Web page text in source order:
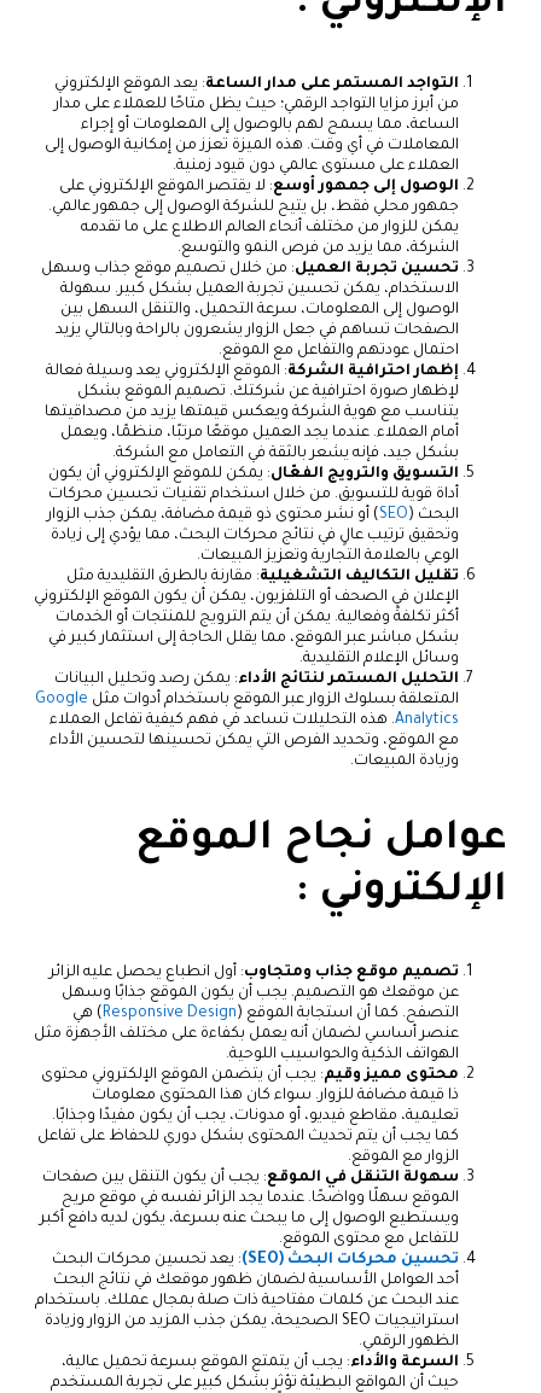
التواجد المستمر على مدار الساعة: يعد الموقع الإلكتروني
من أبرز مزايا التواجد الرقمي؛ حيث يظل متاحًا للعملاء على مدار
الساعة، مما يسمح لهم بالوصول إلى المعلومات أو إجراء
المعاملات في أي وقت. هذه الميزة تعزز من إمكانية الوصول إلى
العملاء على مستوى عالمي دون قيود زمنية.
الوصول إلى جمهور أوسع: لا يقتصر الموقع الإلكتروني على
جمهور محلي فقط، بل يتيح للشركة الوصول إلى جمهور عالمي.
يمكن للزوار من مختلف أنحاء العالم الاطلاع على ما تقدمه
الشركة، مما يزيد من فرص النمو والتوسع.
تحسين تجربة العميل: من خلال تصميم موقع جذاب وسهل
الاستخدام، يمكن تحسين تجربة العميل بشكل كبير. سهولة
الوصول إلى المعلومات، سرعة التحميل، والتنقل السهل بين
الصفحات تساهم في جعل الزوار يشعرون بالراحة وبالتالي يزيد
احتمال عودتهم والتفاعل مع الموقع.
إظهار احترافية الشركة: الموقع الإلكتروني يعد وسيلة فعالة
لإظهار صورة احترافية عن شركتك. تصميم الموقع بشكل
يتناسب مع هوية الشركة ويعكس قيمتها يزيد من مصداقيتها
أمام العملاء. عندما يجد العميل موقعًا مرتبًا، منظمًا، ويعمل
بشكل جيد، فإنه يشعر بالثقة في التعامل مع الشركة.
التسويق والترويج الفعّال: يمكن للموقع الإلكتروني أن يكون
أداة قوية للتسويق. من خلال استخدام تقنيات تحسين محركات
البحث (SEO ) أو نشر محتوى ذو قيمة مضافة، يمكن جذب الزوار
وتحقيق ترتيب عالٍ في نتائج محركات البحث، مما يؤدي إلى زيادة
الوعي بالعلامة التجارية وتعزيز المبيعات.
تقليل التكاليف التشغيلية: مقارنة بالطرق التقليدية مثل
الإعلان في الصحف أو التلفزيون، يمكن أن يكون الموقع الإلكتروني
أكثر تكلفةً وفعالية. يمكن أن يتم الترويج للمنتجات أو الخدمات
بشكل مباشر عبر الموقع، مما يقلل الحاجة إلى استثمار كبير في
وسائل الإعلام التقليدية.
التحليل المستمر لنتائج الأداء: يمكن رصد وتحليل البيانات
المتعلقة بسلوك الزوار عبر الموقع باستخدام أدوات مثل Google
Analytics. هذه التحليلات تساعد في فهم كيفية تفاعل العملاء
مع الموقع، وتحديد الفرص التي يمكن تحسينها لتحسين الأداء
وزيادة المبيعات.
عوامل نجاح الموقع
الإلكتروني :
تصميم موقع جذاب ومتجاوب: أول انطباع يحصل عليه الزائر
عن موقعك هو التصميم. يجب أن يكون الموقع جذابًا وسهل
التصفح. كما أن استجابة الموقع (Responsive Design) هي
عنصر أساسي لضمان أنه يعمل بكفاءة على مختلف الأجهزة مثل
الهواتف الذكية والحواسيب اللوحية.
محتوى مميز وقيم: يجب أن يتضمن الموقع الإلكتروني محتوى
ذا قيمة مضافة للزوار. سواء كان هذا المحتوى معلومات
تعليمية، مقاطع فيديو، أو مدونات، يجب أن يكون مفيدًا وجذابًا.
كما يجب أن يتم تحديث المحتوى بشكل دوري للحفاظ على تفاعل
الزوار مع الموقع.
سهولة التنقل في الموقع: يجب أن يكون التنقل بين صفحات
الموقع سهلًا وواضحًا. عندما يجد الزائر نفسه في موقع مريح
ويستطيع الوصول إلى ما يبحث عنه بسرعة، يكون لديه دافع أكبر
للتفاعل مع محتوى الموقع.
تحسين محركات البحث (SEO)
: يعد تحسين محركات البحث
أحد العوامل الأساسية لضمان ظهور موقعك في نتائج البحث
عند البحث عن كلمات مفتاحية ذات صلة بمجال عملك. باستخدام
استراتيجيات SEO الصحيحة، يمكن جذب المزيد من الزوار وزيادة
الظهور الرقمي.
السرعة والأداء: يجب أن يتمتع الموقع بسرعة تحميل عالية،
حيث أن المواقع البطيئة تؤثر بشكل كبير على تجربة المستخدم